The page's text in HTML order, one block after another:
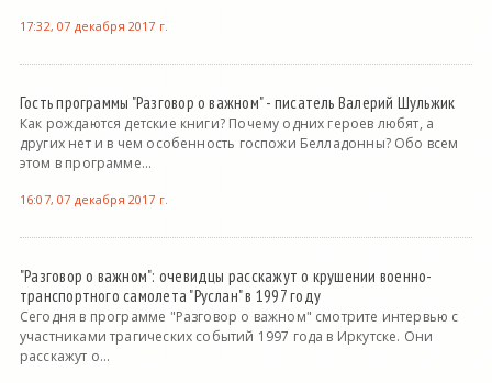
17:32, 07 декабря 2017 г.
Гость программы "Разговор о важном" - писатель Валерий Шульжик
Как рождаются детские книги? Почему одних героев любят, а
других нет и в чем особенность госпожи Белладонны? Обо всем
этом в программе...
16:07, 07 декабря 2017 г.
"Разговор о важном": очевидцы расскажут о крушении военно-
транспортного самолета "Руслан" в 1997 году
Сегодня в программе "Разговор о важном" смотрите интервью с
участниками трагических событий 1997 года в Иркутске. Они
расскажут о...